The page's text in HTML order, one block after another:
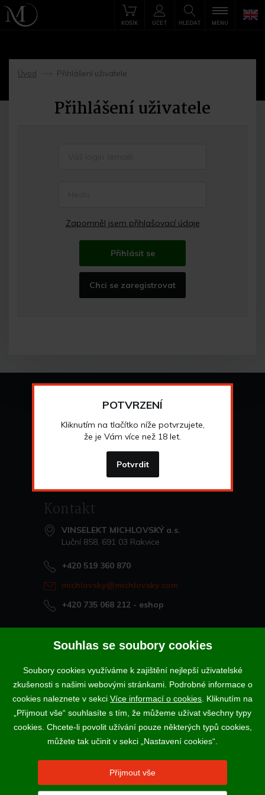
HLEDAT
KOŠÍK ÚČET MENU
Úvod
->
Přihlášení uživatele
Přihlášení uživatele
Zapomněl jsem přihlašovací údaje
Přihlásit se
Chci se zaregistrovat
Vše o nákupu
Všeobecné obchodní podmínky
>
Možnosti osobníhoodběru
>
>
smlouvy
>
Kontakt
VINSELEKT MICHLOVSKÝ a.s.
Luční 858, 691 03 Rakvice
+420 519 360 870
michlovsky@michlovsky.com
+420 735 068 212 - eshop
Naše vína offline
Vinotéka Rakvice
>
Vinotéky a degustační centra
>
Podle zákona o evidenci tržeb je prodávající povinen vystavit
kupujícímu účtenku. Zároveň je povinen zaevidovat přijatou tržbu u
správce daně online; v případě technického výpadku pak nejpozději do
Vína a sekty prodáváme výhradně osobám starším 18-ti let.
POTVRZENÍ
Kliknutím na tlačítko níže potvrzujete,
že je Vám více než 18 let.
Potvrdit
Souhlas se soubory cookies
Soubory cookies využíváme k zajištění nejlepší uživatelské
zkušenosti s našimi webovými stránkami. Podrobné informace o
cookies naleznete v sekci Více informací o cookies . Kliknutím na
„Přijmout vše“ souhlasíte s tím, že můžeme užívat všechny typy
cookies. Chcete-li povolit užívání pouze některých typů cookies,
můžete tak učinit v sekci „Nastavení cookies“.
Přijmout vše